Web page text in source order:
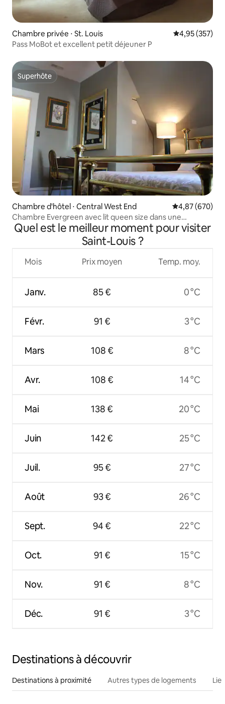
Chambre privée ⋅ St. Louis Évaluation
4,95 (357)
Pass MoBot et excellent petit déjeuner P
Superhôte
Superhôte
Chambre d'hôtel ⋅ Central West End Évaluation
4,87 (670)
Chambre Evergreen avec lit queen size dans une
chambre d'hôtes de CWE
Quel est le meilleur moment pour visiter
Saint-Louis ?
Mois
Janv.
Févr.
Mars
Avr.
Mai
Juin
Juil.
Août
Sept.
Oct.
Nov.
Déc.
Prix moyen
85 €
91 €
108 €
108 €
138 €
142 €
95 €
93 €
94 €
91 €
91 €
91 €
Temp. moy.
0 °C
3 °C
8 °C
14 °C
20 °C
25 °C
27 °C
26 °C
22 °C
15 °C
8 °C
3 °C
Destinations à découvrir
Destinations à proximité Autres types de logements